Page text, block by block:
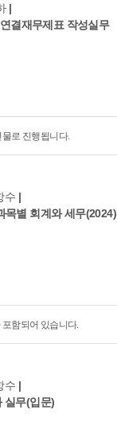
|
결재무제표 작성실무
로 진행됩니다.
수 |
목별 회계와 세무(2024)
함되어 있습니다.
수 |
실무(입문)